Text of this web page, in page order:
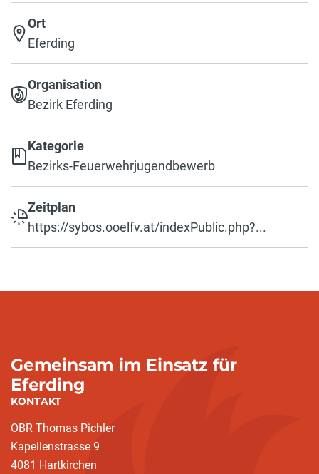
Ort
Eferding
Organisation
Bezirk Eferding
Kategorie
Bezirks-Feuerwehrjugendbewerb
Zeitplan
https://sybos.ooelfv.at/indexPublic.php?...
Gemeinsam im Einsatz für
Eferding
KONTAKT
OBR Thomas Pichler
Kapellenstrasse 9
4081 Hartkirchen